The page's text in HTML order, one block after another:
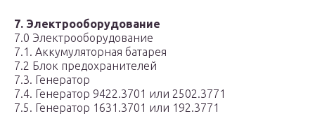
7. Электрооборудование
7.0 Электрооборудование
7.1. Аккумуляторная батарея
7.2 Блок предохранителей
7.3. Генератор
7.4. Генератор 9422.3701 или 2502.3771
7.5. Генератор 1631.3701 или 192.3771